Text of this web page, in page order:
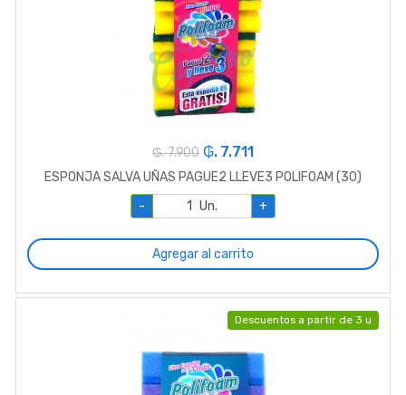
₲. 7.900 ₲. 7.711
ESPONJA SALVA UÑAS PAGUE2 LLEVE3 POLIFOAM (30)
-
Un. +
Agregar al carrito
Descuentos a partir de 3 u